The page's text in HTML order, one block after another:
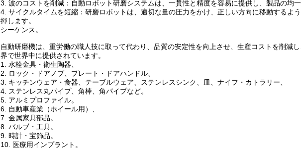
3. 波のコストを削減：自動ロボット研磨システムは、一貫性と精度を容易に提供し、製品の均
4. サイクルタイムを短縮：研磨ロボットは、適切な量の圧力をかけ、正しい方向に移動するよ
揮します。
シーケンス。
自動研磨機は、重労働の職人技に取って代わり、品質の安定性を向上させ、生産コストを削減
界で世界中に提供されています。
1. 水栓金具・衛生陶器、
2. ロック・ドアノブ、プレート・ドアハンドル、
3. キッチンウェア・食器、テーブルウェア、ステンレスシンク、皿、ナイフ・カトラリー、
4. ステンレス丸パイプ、角棒、角パイプなど。
5. アルミプロファイル。
6. 自動車産業（ホイール用）、
7. 金属家具部品。
8. バルブ・工具。
9. 時計・宝飾品。
10. 医療用インプラント。